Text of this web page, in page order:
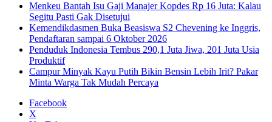
Menkeu Bantah Isu Gaji Manajer Kopdes Rp 16 Juta: Kalau
Segitu Pasti Gak Disetujui
Kemendikdasmen Buka Beasiswa S2 Chevening ke Inggris,
Pendaftaran sampai 6 Oktober 2026
Penduduk Indonesia Tembus 290,1 Juta Jiwa, 201 Juta Usia
Produktif
Campur Minyak Kayu Putih Bikin Bensin Lebih Irit? Pakar
Minta Warga Tak Mudah Percaya
Facebook
X